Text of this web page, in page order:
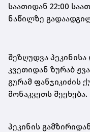
საათიდან 22:00
ნაწილზე
შეზღუდვა
კვეთიდან ზურაბ
გურამ ფანჯიკიძის
მონაკვეთს შეეხება.
პეკინის